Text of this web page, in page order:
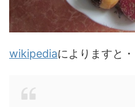
wikipediaによりますと・